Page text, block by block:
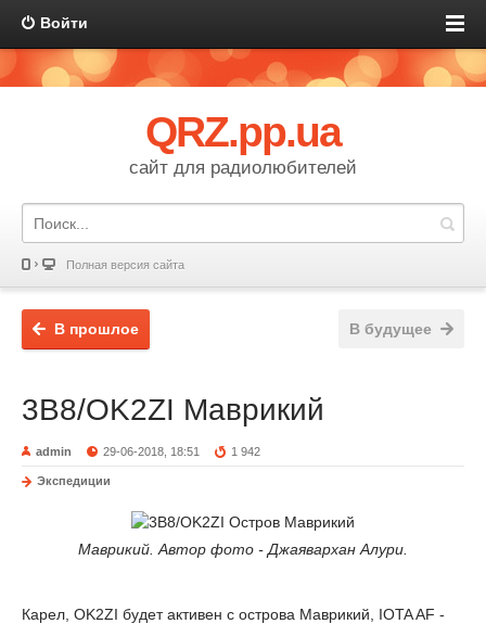
Войти
QRZ.pp.ua
сайт для радиолюбителей
Полная версия сайта
В будущее
В прошлое
3B8/OK2ZI Маврикий
admin 29-06-2018, 18:51 1 942
Экспедиции
Маврикий. Автор фото - Джаявархан Алури.
Карел, OK2ZI будет активен с острова Маврикий, IOTA AF -